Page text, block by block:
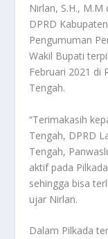
Nirlan, S.H.,
DPRD
Pengumuman
Wakil Bupati
Februari 2021 di
Tengah.
“Terimakasih
Tengah, DPRD
Tengah,
aktif pada
sehingga bisa
ujar Nirlan.
Dalam Pilkada